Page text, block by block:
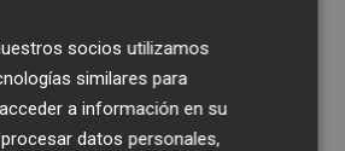
Liga”
un avión y más de 100 brigadas se
por un incendio forestal
socios utilizamos
similares para
a información en su
datos personales,